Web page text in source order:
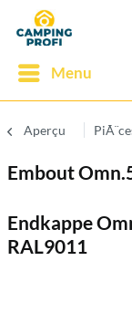
Menu
Aperçu
Embout
Endkappe
RAL9011